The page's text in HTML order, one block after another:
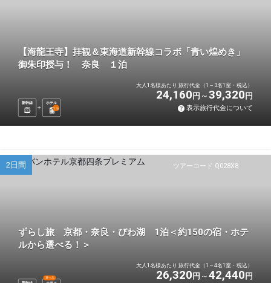
【海龍王寺】拝観＆東海道新幹線コラボ「青い煌めき」
御朱印授与！ 奈良 １泊
新幹線
ホテル
1 泊
大人1名様あたり 旅行代金（1～3名1室・税込）
24,160 円 39,320 円
表示旅行代金について
ツアーコード Q028X8
2日間
ずらし旅 京都・奈良・びわ湖 1泊＜約150の宿・ホテ
ルから選べる！＞
選べる
大人1名様あたり 旅行代金（1～4名1室・税込）
26,320 円 42,440 円